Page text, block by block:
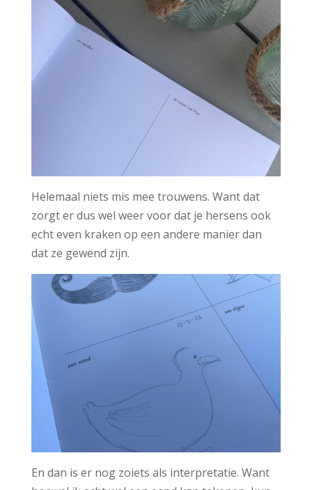
Helemaal niets mis mee trouwens. Want dat
zorgt er dus wel weer voor dat je hersens ook
echt even kraken op een andere manier dan
dat ze gewend zijn.
En dan is er nog zoiets als interpretatie. Want